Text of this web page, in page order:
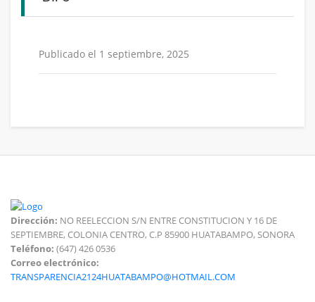
Publicado el 1 septiembre, 2025
Dirección: NO REELECCION S/N ENTRE CONSTITUCION Y 16 DE
SEPTIEMBRE, COLONIA CENTRO, C.P 85900 HUATABAMPO, SONORA
Teléfono: (647) 426 0536
Correo electrónico:
TRANSPARENCIA2124HUATABAMPO@HOTMAIL.COM